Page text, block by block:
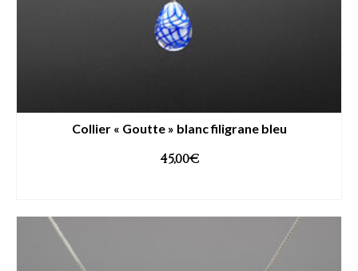
Collier « Goutte » blanc filigrane bleu
45,00€